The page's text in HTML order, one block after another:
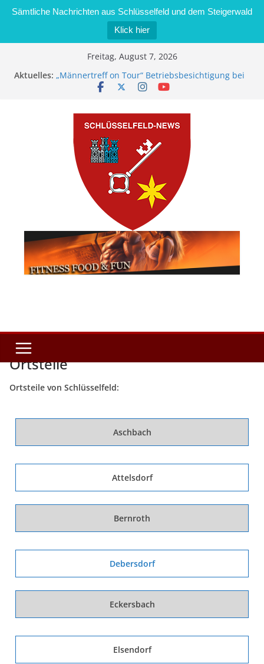
Sämtliche Nachrichten aus Schlüsselfeld und dem Steigerwald
Klick hier
Freitag, August 7, 2026
Aktuelles: „Männertreff on Tour“ Betriebsbesichtigung bei
der Schreinerei Zimmermann GmbH
Brand in Sägewerk in Bernroth schnell unter
Kontrolle
Stadt Schlüsselfeld bietet Online-Anmeldung für
Kindergartenplätze an
Dieseldiebstahl im Wert von 600 Euro
Ortsteile
Ortsteile von Schlüsselfeld:
Aschbach
Attelsdorf
Bernroth
Debersdorf
Eckersbach
Elsendorf